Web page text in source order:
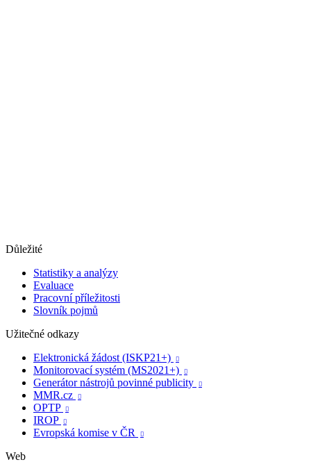
Důležité
Statistiky a analýzy
Evaluace
Pracovní příležitosti
Slovník pojmů
Užitečné odkazy
Elektronická žádost (ISKP21+)

Monitorovací systém (MS2021+) 
Generátor nástrojů povinné publicity 
MMR.cz 
OPTP 
IROP 
Evropská komise v ČR 
Web